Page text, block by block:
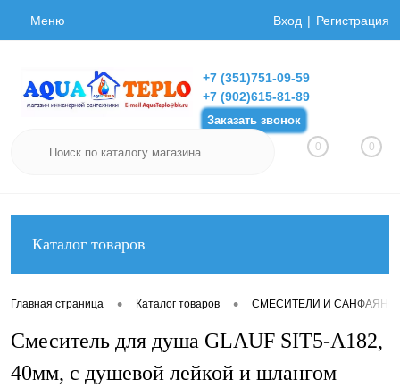
Меню Вход Регистрация
+7 (351)751-09-59
+7 (902)615-81-89
Заказать звонок
0 0
Каталог товаров
Главная страница • Каталог товаров • СМЕСИТЕЛИ И САНФАЯНС
Смеситель для душа GLAUF SIT5-A182,
40мм, с душевой лейкой и шлангом